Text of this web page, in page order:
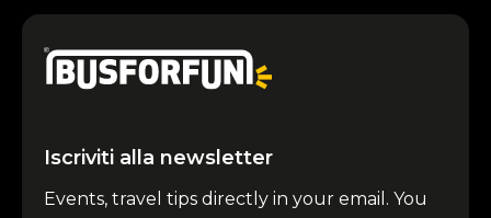
Iscriviti alla newsletter
Events, travel tips directly in your email. You